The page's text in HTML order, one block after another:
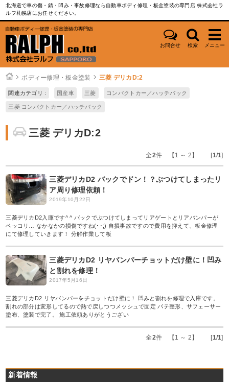
北海道で車の傷・錆・凹み・事故修理なら自動車ボディ修理・板金塗装の専門店 株式会社ラ
ルフ札幌店にお任せください。
お問合せ 検索 メニュー
ボディー修理・板金塗装 三菱 デリカD:2
関連カテゴリ : 国産車 三菱 コンパクトカー／ハッチバック
三菱 コンパクトカー／ハッチバック
三菱 デリカD:2
全2件 【1 ～ 2】 [1/1]
三菱デリカD2 バックでドン！？ぶつけてしまったリ
ア周り修理依頼！
2019年10月22日
三菱デリカD2入庫です^ ^ バックでぶつけてしまってリアゲートとリアバンパーが
ベッコリ… なかなかの損傷ですね(･･;) 自損事故ですので費用を抑えて、板金修理
にて修理していきます！ 分解作業して板
三菱デリカD2 リヤバンパーチョットだけ壁に！凹み
と割れを修理！
2017年5月16日
三菱デリカD2 リヤバンパーをチョットだけ壁に！ 凹みと割れを修理で入庫です。
割れの部分は変形してるので熱で戻しつつメッシュで固定 パテ整形、サフェーサー
塗布、塗装で完了。 施工依頼ありがとうござい
全2件 【1 ～ 2】 [1/1]
新着情報